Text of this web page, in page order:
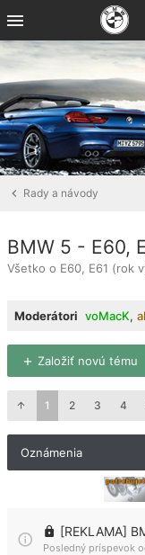
Rady a návody
BMW 5 - E60,
Všetko o E60, E61 (rok
Moderátori voMacK,
Založiť novú tému
1 2 3 4
Oznámenia
[REKLAMA]
Posledný príspevok